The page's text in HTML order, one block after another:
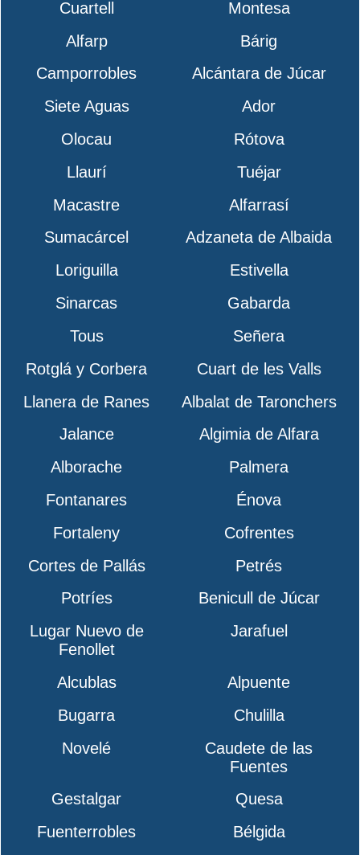
Cuartell
Montesa
Alfarp
Bárig
Camporrobles
Alcántara de Júcar
Siete Aguas
Ador
Olocau
Rótova
Llaurí
Tuéjar
Macastre
Alfarrasí
Sumacárcel
Adzaneta de Albaida
Loriguilla
Estivella
Sinarcas
Gabarda
Tous
Señera
Rotglá y Corbera
Cuart de les Valls
Llanera de Ranes
Albalat de Taronchers
Jalance
Algimia de Alfara
Alborache
Palmera
Fontanares
Énova
Fortaleny
Cofrentes
Cortes de Pallás
Petrés
Potríes
Benicull de Júcar
Lugar Nuevo de
Fenollet
Jarafuel
Alcublas
Alpuente
Bugarra
Chulilla
Novelé
Caudete de las
Fuentes
Gestalgar
Quesa
Fuenterrobles
Bélgida